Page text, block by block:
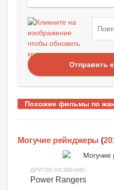
Отправить
Похожие фильмы по
Могучие рейнджеры (
ДРУГОЕ НАЗВАНИЕ:
Power Rangers